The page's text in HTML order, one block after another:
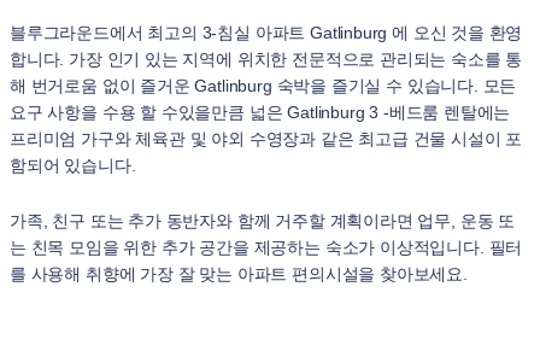
블루그라운드에서 최고의 3-침실 아파트 Gatlinburg 에 오신 것을 환영
합니다. 가장 인기 있는 지역에 위치한 전문적으로 관리되는 숙소를 통
해 번거로움 없이 즐거운 Gatlinburg 숙박을 즐기실 수 있습니다. 모든
요구 사항을 수용 할 수있을만큼 넓은 Gatlinburg 3 -베드룸 렌탈에는
프리미엄 가구와 체육관 및 야외 수영장과 같은 최고급 건물 시설이 포
함되어 있습니다.
가족, 친구 또는 추가 동반자와 함께 거주할 계획이라면 업무, 운동 또
는 친목 모임을 위한 추가 공간을 제공하는 숙소가 이상적입니다. 필터
를 사용해 취향에 가장 잘 맞는 아파트 편의시설을 찾아보세요.